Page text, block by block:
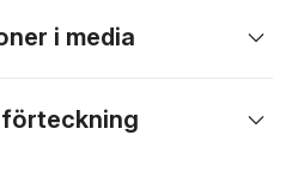
i media